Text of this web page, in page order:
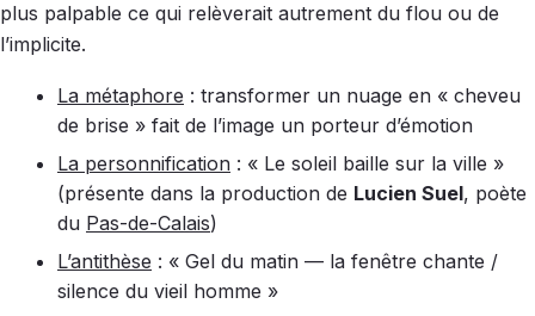
plus palpable ce qui relèverait autrement du flou ou de
l’implicite.
La métaphore : transformer un nuage en « cheveu
de brise » fait de l’image un porteur d’émotion
La personnification : « Le soleil baille sur la ville »
(présente dans la production de Lucien Suel, poète
du Pas-de-Calais)
L’antithèse : « Gel du matin — la fenêtre chante /
silence du vieil homme »